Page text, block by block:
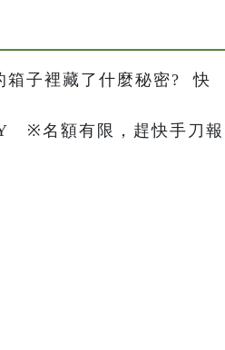
子裡藏了什麼秘密?  快
※名額有限，趕快手刀報